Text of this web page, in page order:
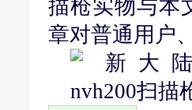
描枪实物与本
章对普通用户